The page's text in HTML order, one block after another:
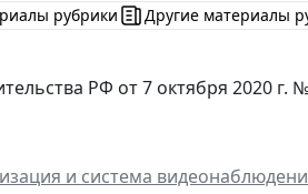
рубрики
Другие материалы
РФ от 7 октября 2020 г.
и система